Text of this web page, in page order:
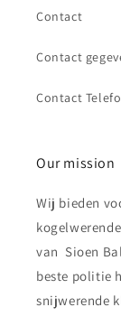
Contact
Contact
Contact
Our mission
Wij bieden
van Sioen
beste politie
snijwerende